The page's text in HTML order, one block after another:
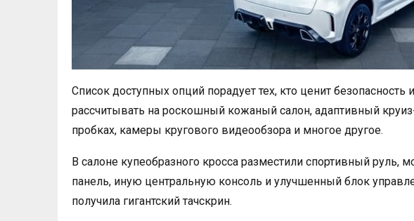
Список доступных опций порадует тех, кто ценит
рассчитывать на роскошный кожаный салон, адаптивный
пробках, камеры кругового видеообзора и многое другое.
В салоне купеобразного кросса разместили спортивный
панель, иную центральную консоль и улучшенный блок
получила гигантский тачскрин.